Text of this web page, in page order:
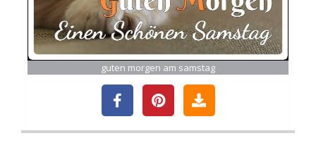
guten morgen am samstag